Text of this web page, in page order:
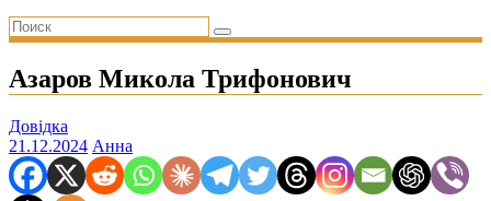
Азаров Микола Трифонович
Довідка
21.12.2024 Анна